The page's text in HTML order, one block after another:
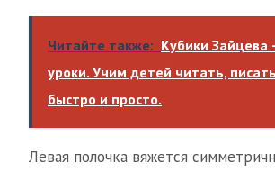
Читайте также: Кубики Зайцева
уроки. Учим детей читать,
быстро и просто.
Левая полочка вяжется